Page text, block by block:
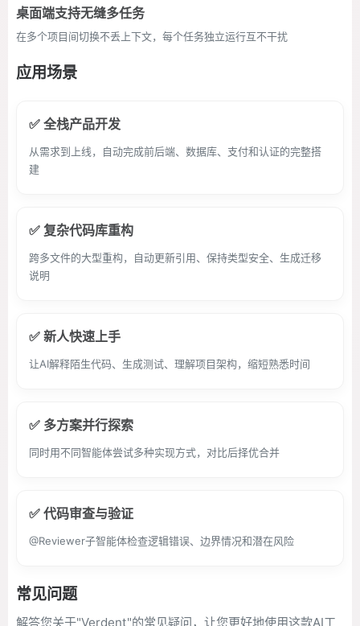
桌面端支持无缝多任务
在多个项目间切换不丢上下文，每个任务独立运行互不干扰
应用场景
✅ 全栈产品开发
从需求到上线，自动完成前后端、数据库、支付和认证的完整搭
建
✅ 复杂代码库重构
跨多文件的大型重构，自动更新引用、保持类型安全、生成迁移
说明
✅ 新人快速上手
让AI解释陌生代码、生成测试、理解项目架构，缩短熟悉时间
✅ 多方案并行探索
同时用不同智能体尝试多种实现方式，对比后择优合并
✅ 代码审查与验证
@Reviewer子智能体检查逻辑错误、边界情况和潜在风险
常见问题
解答您关于"Verdent"的常见疑问，让您更好地使用这款AI工